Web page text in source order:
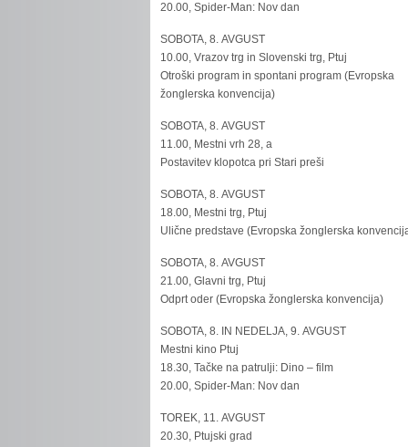
20.00, Spider-Man: Nov dan
SOBOTA, 8. AVGUST
10.00, Vrazov trg in Slovenski trg, Ptuj
Otroški program in spontani program (Evropska
žonglerska konvencija)
SOBOTA, 8. AVGUST
11.00, Mestni vrh 28, a
Postavitev klopotca pri Stari preši
SOBOTA, 8. AVGUST
18.00, Mestni trg, Ptuj
Ulične predstave (Evropska žonglerska
SOBOTA, 8. AVGUST
21.00, Glavni trg, Ptuj
Odprt oder (Evropska žonglerska konvencija)
SOBOTA, 8. IN NEDELJA, 9. AVGUST
Mestni kino Ptuj
18.30, Tačke na patrulji: Dino – film
20.00, Spider-Man: Nov dan
TOREK, 11. AVGUST
20.30, Ptujski grad